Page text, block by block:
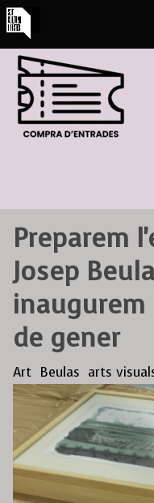
Preparem
Josep
inaugurem
de gener
Art Beulas arts